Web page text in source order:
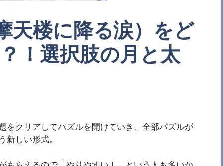
楼に降る涙）をど
！選択肢の月と太
をクリアしてパズルを開けていき、全部パズルが
しい形式。